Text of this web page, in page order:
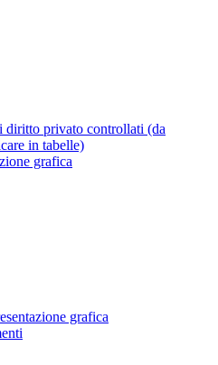
diritto privato controllati (da
in tabelle)
grafica
grafica